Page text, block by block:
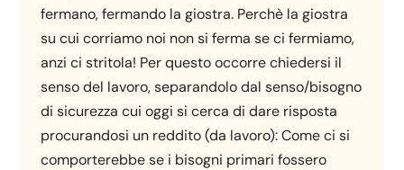
fermano, fermando la giostra. Perchè la giostra
su cui corriamo noi non si ferma se ci fermiamo,
anzi ci stritola! Per questo occorre chiedersi il
senso del lavoro, separandolo dal senso/bisogno
di sicurezza cui oggi si cerca di dare risposta
procurandosi un reddito (da lavoro): Come ci si
comporterebbe se i bisogni primari fossero